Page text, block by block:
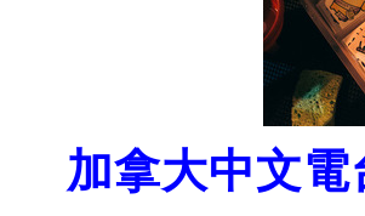
加拿大中文電